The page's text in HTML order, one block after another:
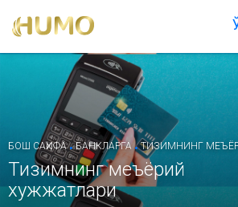
БОШ САҲИФА . БАНКЛАРГА .ТИЗИМНИНГ
Тизимнинг меъёрий
хужжатлари